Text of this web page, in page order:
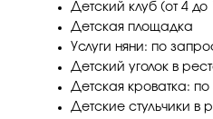
Детский клуб (от 4 до
Детская площадка
Услуги няни: по
Детский уголок в
Детская кроватка:
Детские стульчики в